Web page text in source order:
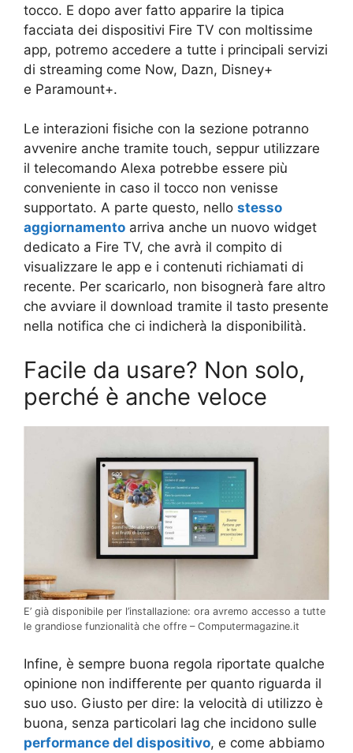
tocco. E dopo aver fatto apparire la tipica
facciata dei dispositivi Fire TV con moltissime
app, potremo accedere a tutte i principali servizi
di streaming come Now, Dazn, Disney+
e Paramount+.
Le interazioni fisiche con la sezione potranno
avvenire anche tramite touch, seppur utilizzare
il telecomando Alexa potrebbe essere più
conveniente in caso il tocco non venisse
supportato. A parte questo, nello stesso
aggiornamento arriva anche un nuovo widget
dedicato a Fire TV, che avrà il compito di
visualizzare le app e i contenuti richiamati di
recente. Per scaricarlo, non bisognerà fare altro
che avviare il download tramite il tasto presente
nella notifica che ci indicherà la disponibilità.
Facile da usare? Non solo,
perché è anche veloce
E’ già disponibile per l’installazione: ora avremo accesso a tutte
le grandiose funzionalità che offre – Computermagazine.it
Infine, è sempre buona regola riportate qualche
opinione non indifferente per quanto riguarda il
suo uso. Giusto per dire: la velocità di utilizzo è
buona, senza particolari lag che incidono sulle
performance del dispositivo, e come abbiamo